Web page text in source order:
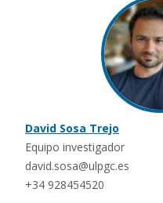
David Sosa Trejo
Equipo investigador
david.sosa@ulpgc.es
+34 928454520